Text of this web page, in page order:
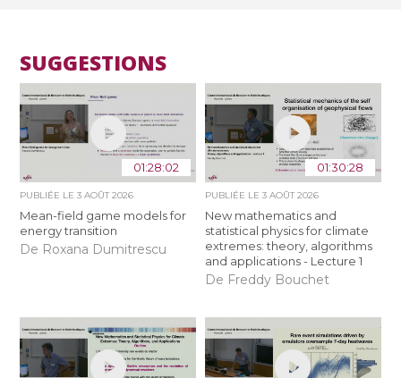
SUGGESTIONS
01:28:02
PUBLIÉE LE3 AOÛT 2026
Mean-field game models for
energy transition
De Roxana Dumitrescu
01:30:28
PUBLIÉE LE 3 AOÛT 2026
New mathematics and
statistical physics for climate
extremes: theory, algorithms
and applications - Lecture 1
De Freddy Bouchet